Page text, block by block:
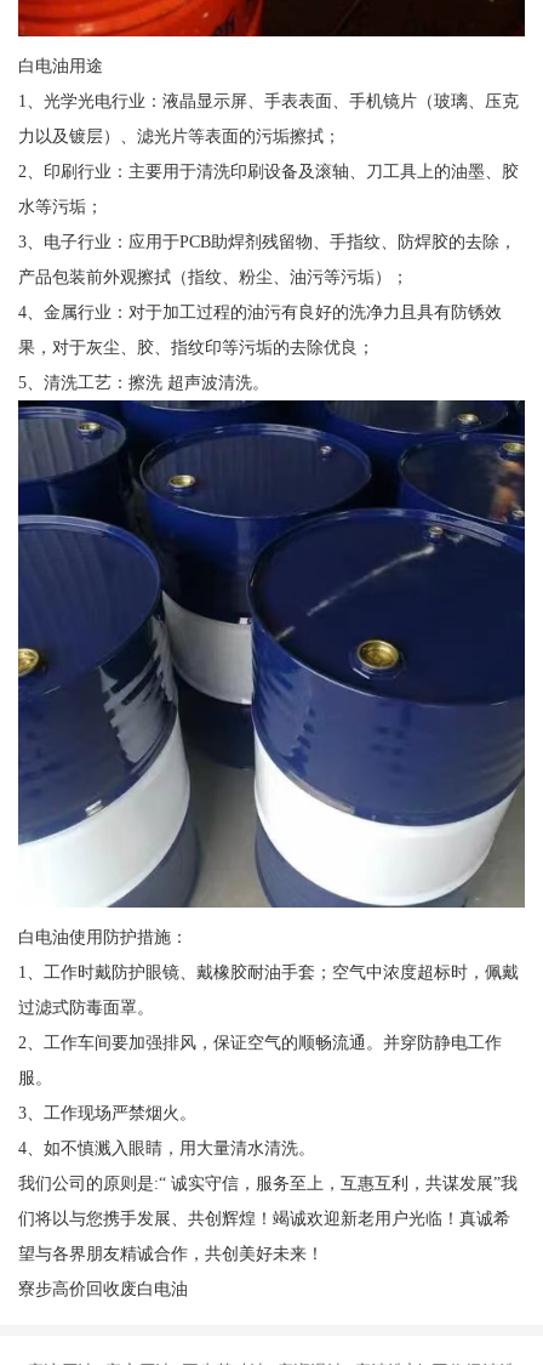
白电油用途
1、光学光电行业：液晶显示屏、手表表面、手机镜片（玻璃、压克
力以及镀层）、滤光片等表面的污垢擦拭；
2、印刷行业：主要用于清洗印刷设备及滚轴、刀工具上的油墨、胶
水等污垢；
3、电子行业：应用于PCB助焊剂残留物、手指纹、防焊胶的去除，
产品包装前外观擦拭（指纹、粉尘、油污等污垢）；
4、金属行业：对于加工过程的油污有良好的洗净力且具有防锈效
果，对于灰尘、胶、指纹印等污垢的去除优良；
5、清洗工艺：擦洗 超声波清洗。
白电油使用防护措施：
1、工作时戴防护眼镜、戴橡胶耐油手套；空气中浓度超标时，佩戴
过滤式防毒面罩。
2、工作车间要加强排风，保证空气的顺畅流通。并穿防静电工作
服。
3、工作现场严禁烟火。
4、如不慎溅入眼睛，用大量清水清洗。
我们公司的原则是:“ 诚实守信，服务至上，互惠互利，共谋发展”我
们将以与您携手发展、共创辉煌！竭诚欢迎新老用户光临！真诚希
望与各界朋友精诚合作，共创美好未来！
寮步高价回收废白电油